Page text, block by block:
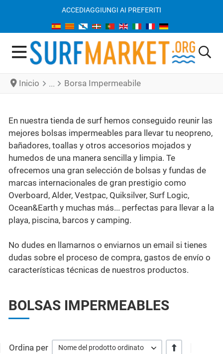
ACCEDIAGGIUNGI AI PREFERITI
Inicio Borsa Impermeabile
En nuestra tienda de surf hemos conseguido reunir las
mejores bolsas impermeables para llevar tu neopreno,
bañadores, toallas y otros accesorios mojados y
humedos de una manera sencilla y limpia. Te
ofrecemos una gran selección de bolsas y fundas de
marcas internacionales de gran prestigio como
Overboard, Alder, Vestpac, Quiksilver, Surf Logic,
Ocean&Earth y muchas más... perfectas para llevar a la
playa, piscina, barcos y camping.
No dudes en llamarnos o enviarnos un email si tienes
dudas sobre el proceso de compra, gastos de envío o
características técnicas de nuestros productos.
BOLSAS IMPERMEABLES
Ordina per Nome del prodotto ordinato +/-